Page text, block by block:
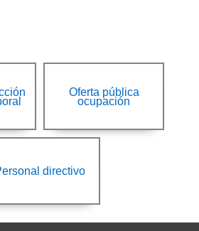
Oferta pública
ocupación
directivo